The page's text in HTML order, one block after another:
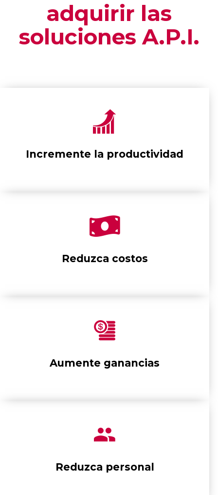
adquirir las
soluciones A.P.I.
Incremente la productividad
Reduzca costos
Aumente ganancias
Reduzca personal